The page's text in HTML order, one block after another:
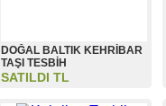
DOĞAL BALTIK KEHRİBAR
TAŞI TESBİH
SATILDI TL